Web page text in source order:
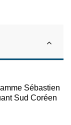
Sébastien
Sud Coréen